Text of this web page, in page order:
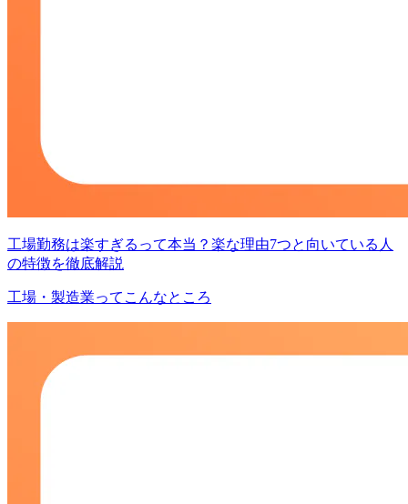
工場勤務は楽すぎるって本当？楽な理由7つと向いている人
の特徴を徹底解説
工場・製造業ってこんなところ